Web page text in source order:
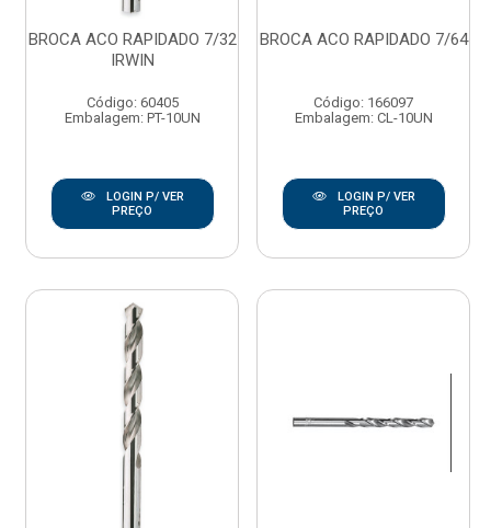
BROCA ACO RAPIDADO 7/32
IRWIN
Código: 60405
Embalagem: PT-10UN
LOGIN P/ VER
PREÇO
BROCA ACO RAPIDADO 7/64
Código: 166097
Embalagem: CL-10UN
LOGIN P/ VER
PREÇO